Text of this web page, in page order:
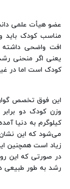
عضو هیأت علمی
مناسب کودک باید
افت واضحی
یعنی اگر منحنی
کودک است اما در
می‌شود که این
در صورتی که این
رشد به طور طبیعی